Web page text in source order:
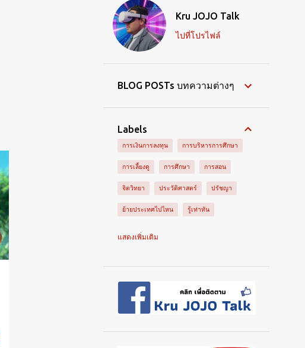
Kru JOJO Talk
ไปที่โปรไฟล์
BLOG POSTs บทความต่างๆ
Labels
การเงินการลงทุน การบริหารการศึกษา
การเลี้ยงดู การศึกษา การสอน
จิตวิทยา ประวัติศาสตร์ ปรัชญา
ย้ายประเทศไปไหน รู้เท่าทัน
วรรณกรรม
HEALTH HISTORY IDIOMS
LINE MICROSOFT
แสดงเพิ่มเติม